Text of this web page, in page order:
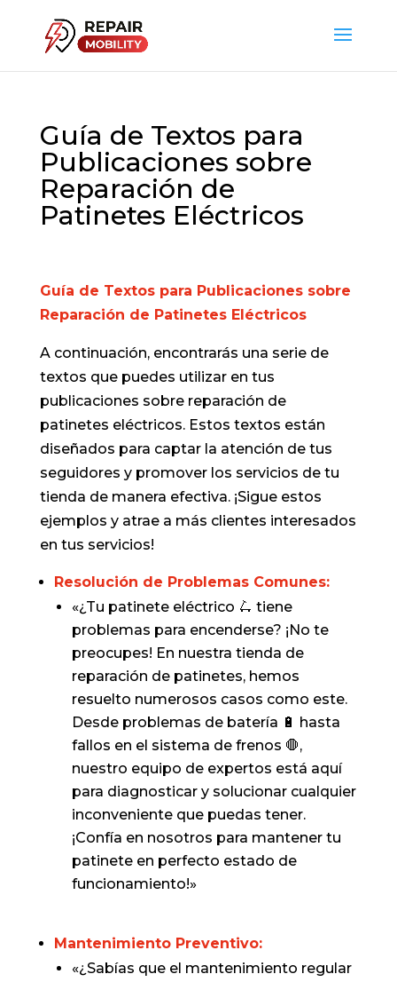
Guía de Textos para
Publicaciones sobre
Reparación de
Patinetes Eléctricos
Guía de Textos para Publicaciones sobre
Reparación de Patinetes Eléctricos
A continuación, encontrarás una serie de
textos que puedes utilizar en tus
publicaciones sobre reparación de
patinetes eléctricos. Estos textos están
diseñados para captar la atención de tus
seguidores y promover los servicios de tu
tienda de manera efectiva. ¡Sigue estos
ejemplos y atrae a más clientes interesados
en tus servicios!
Resolución de Problemas Comunes:
«¿Tu patinete eléctrico 🛴 tiene
problemas para encenderse? ¡No te
preocupes! En nuestra tienda de
reparación de patinetes, hemos
resuelto numerosos casos como este.
Desde problemas de batería 🔋 hasta
fallos en el sistema de frenos 🛑,
nuestro equipo de expertos está aquí
para diagnosticar y solucionar cualquier
inconveniente que puedas tener.
¡Confía en nosotros para mantener tu
patinete en perfecto estado de
funcionamiento!»
Mantenimiento Preventivo:
«¿Sabías que el mantenimiento regular